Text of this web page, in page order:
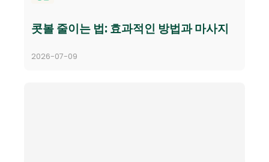
콧볼 줄이는 법: 효과적인 방법과 마사지
2026-07-09